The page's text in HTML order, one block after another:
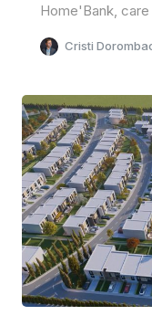
Home'Bank,
Cristi